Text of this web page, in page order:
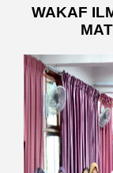
WAKAF